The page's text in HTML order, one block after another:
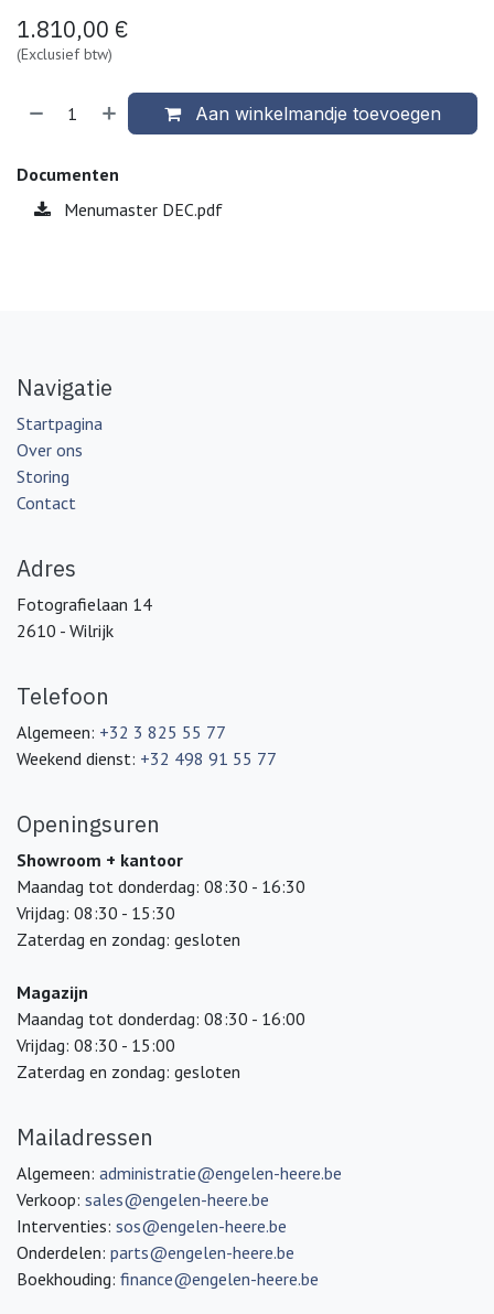
1.810,00 €
(Exclusief btw)
Aan winkelmandje toevoegen
Documenten
Menumaster DEC.pdf
Navigatie
Startpagina
Over ons
Storing
Contact
Adres
Fotografielaan 14
2610 - Wilrijk
Telefoon
Algemeen: +32 3 825 55 77
Weekend dienst: +32 498 91 55 77
Openingsuren
Showroom + kantoor
Maandag tot donderdag: 08:30 - 16:30
Vrijdag: 08:30 - 15:30
Zaterdag en zondag: gesloten
Magazijn
Maandag tot donderdag: 08:30 - 16:00
Vrijdag: 08:30 - 15:00
Zaterdag en zondag: gesloten
Mailadressen
Algemeen: administratie@engelen-heere.be
Verkoop: sales@engelen-heere.be
Interventies: sos@engelen-heere.be
Onderdelen: parts@engelen-heere.be
Boekhouding: finance@engelen-heere.be